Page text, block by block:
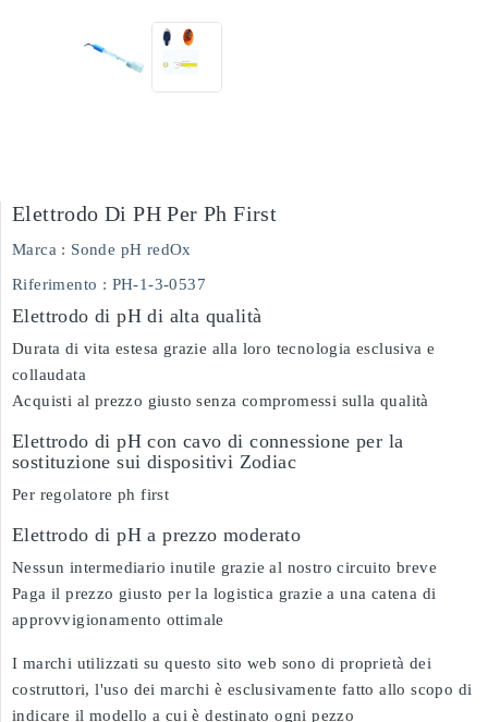
Elettrodo Di PH Per Ph First
Marca : Sonde pH redOx
Riferimento : PH-1-3-0537
Elettrodo di pH di alta qualità
Durata di vita estesa grazie alla loro tecnologia esclusiva e
collaudata
Acquisti al prezzo giusto senza compromessi sulla qualità
Elettrodo di pH con cavo di connessione per la
sostituzione sui dispositivi Zodiac
Per regolatore ph first
Elettrodo di pH a prezzo moderato
Nessun intermediario inutile grazie al nostro circuito breve
Paga il prezzo giusto per la logistica grazie a una catena di
approvvigionamento ottimale
I marchi utilizzati su questo sito web sono di proprietà dei
costruttori, l'uso dei marchi è esclusivamente fatto allo scopo di
indicare il modello a cui è destinato ogni pezzo